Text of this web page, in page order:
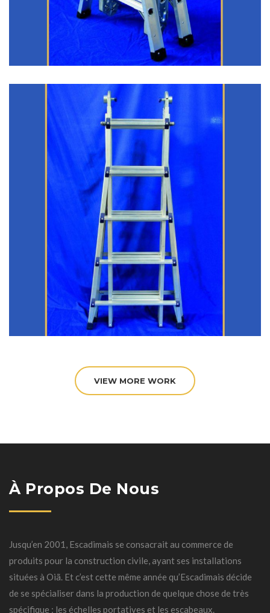
VIEW MORE WORK
À Propos De Nous
Jusqu’en 2001, Escadimais se consacrait au commerce de
produits pour la construction civile, ayant ses installations
situées à Oiã. Et c’est cette même année qu’Escadimais décide
de se spécialiser dans la production de quelque chose de très
spécifique : les échelles portatives et les escabeaux.